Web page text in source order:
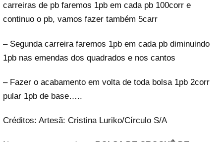
carreiras de pb faremos 1pb em cada pb 100corr e
continuo o pb, vamos fazer também 5carr
– Segunda carreira faremos 1pb em cada pb diminuindo
1pb nas emendas dos quadrados e nos cantos
– Fazer o acabamento em volta de toda bolsa 1pb 2corr
pular 1pb de base…..
Créditos: Artesã: Cristina Luriko/Círculo S/A